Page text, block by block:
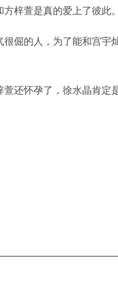
梓萱是真的爱上了彼此。
倔的人，为了能和宫宇
还怀孕了，徐水晶肯定